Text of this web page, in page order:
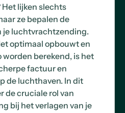
lijken slechts
ze bepalen de
je luchtvrachtzending.
optimaal opbouwt en
worden berekend, is het
factuur en
de luchthaven. In dit
de cruciale rol van
bij het verlagen van je